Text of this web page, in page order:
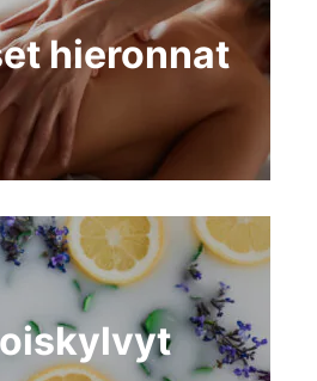
hieronnat